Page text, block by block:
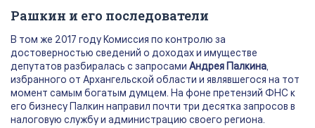
Рашкин и его последователи
В том же 2017 году Комиссия по контролю за
достоверностью сведений о доходах и имуществе
депутатов разбиралась с запросами Андрея Палкина,
избранного от Архангельской области и являвшегося на тот
момент самым богатым думцем. На фоне претензий ФНС к
его бизнесу Палкин направил почти три десятка запросов в
налоговую службу и администрацию своего региона.